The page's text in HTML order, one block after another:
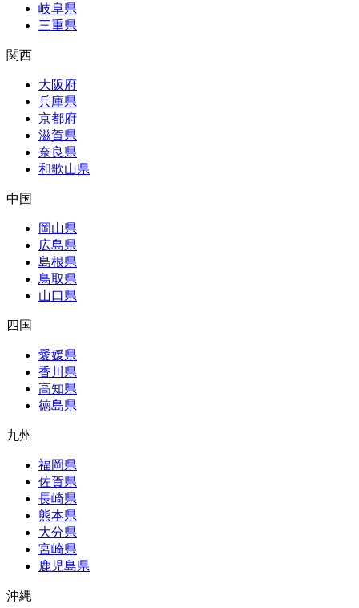
岐阜県
三重県
関西
大阪府
兵庫県
京都府
滋賀県
奈良県
和歌山県
中国
岡山県
広島県
島根県
鳥取県
山口県
四国
愛媛県
香川県
高知県
徳島県
九州
福岡県
佐賀県
長崎県
熊本県
大分県
宮崎県
鹿児島県
沖縄